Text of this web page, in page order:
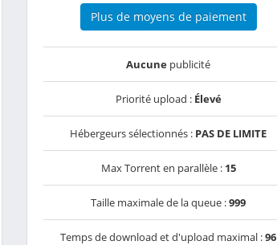
Plus de moyens de paiement
Aucune publicité
Priorité upload : Élevé
Hébergeurs sélectionnés : PAS DE LIMITE
Max Torrent en parallèle : 15
Taille maximale de la queue :999
Temps de download et d'upload maximal :96